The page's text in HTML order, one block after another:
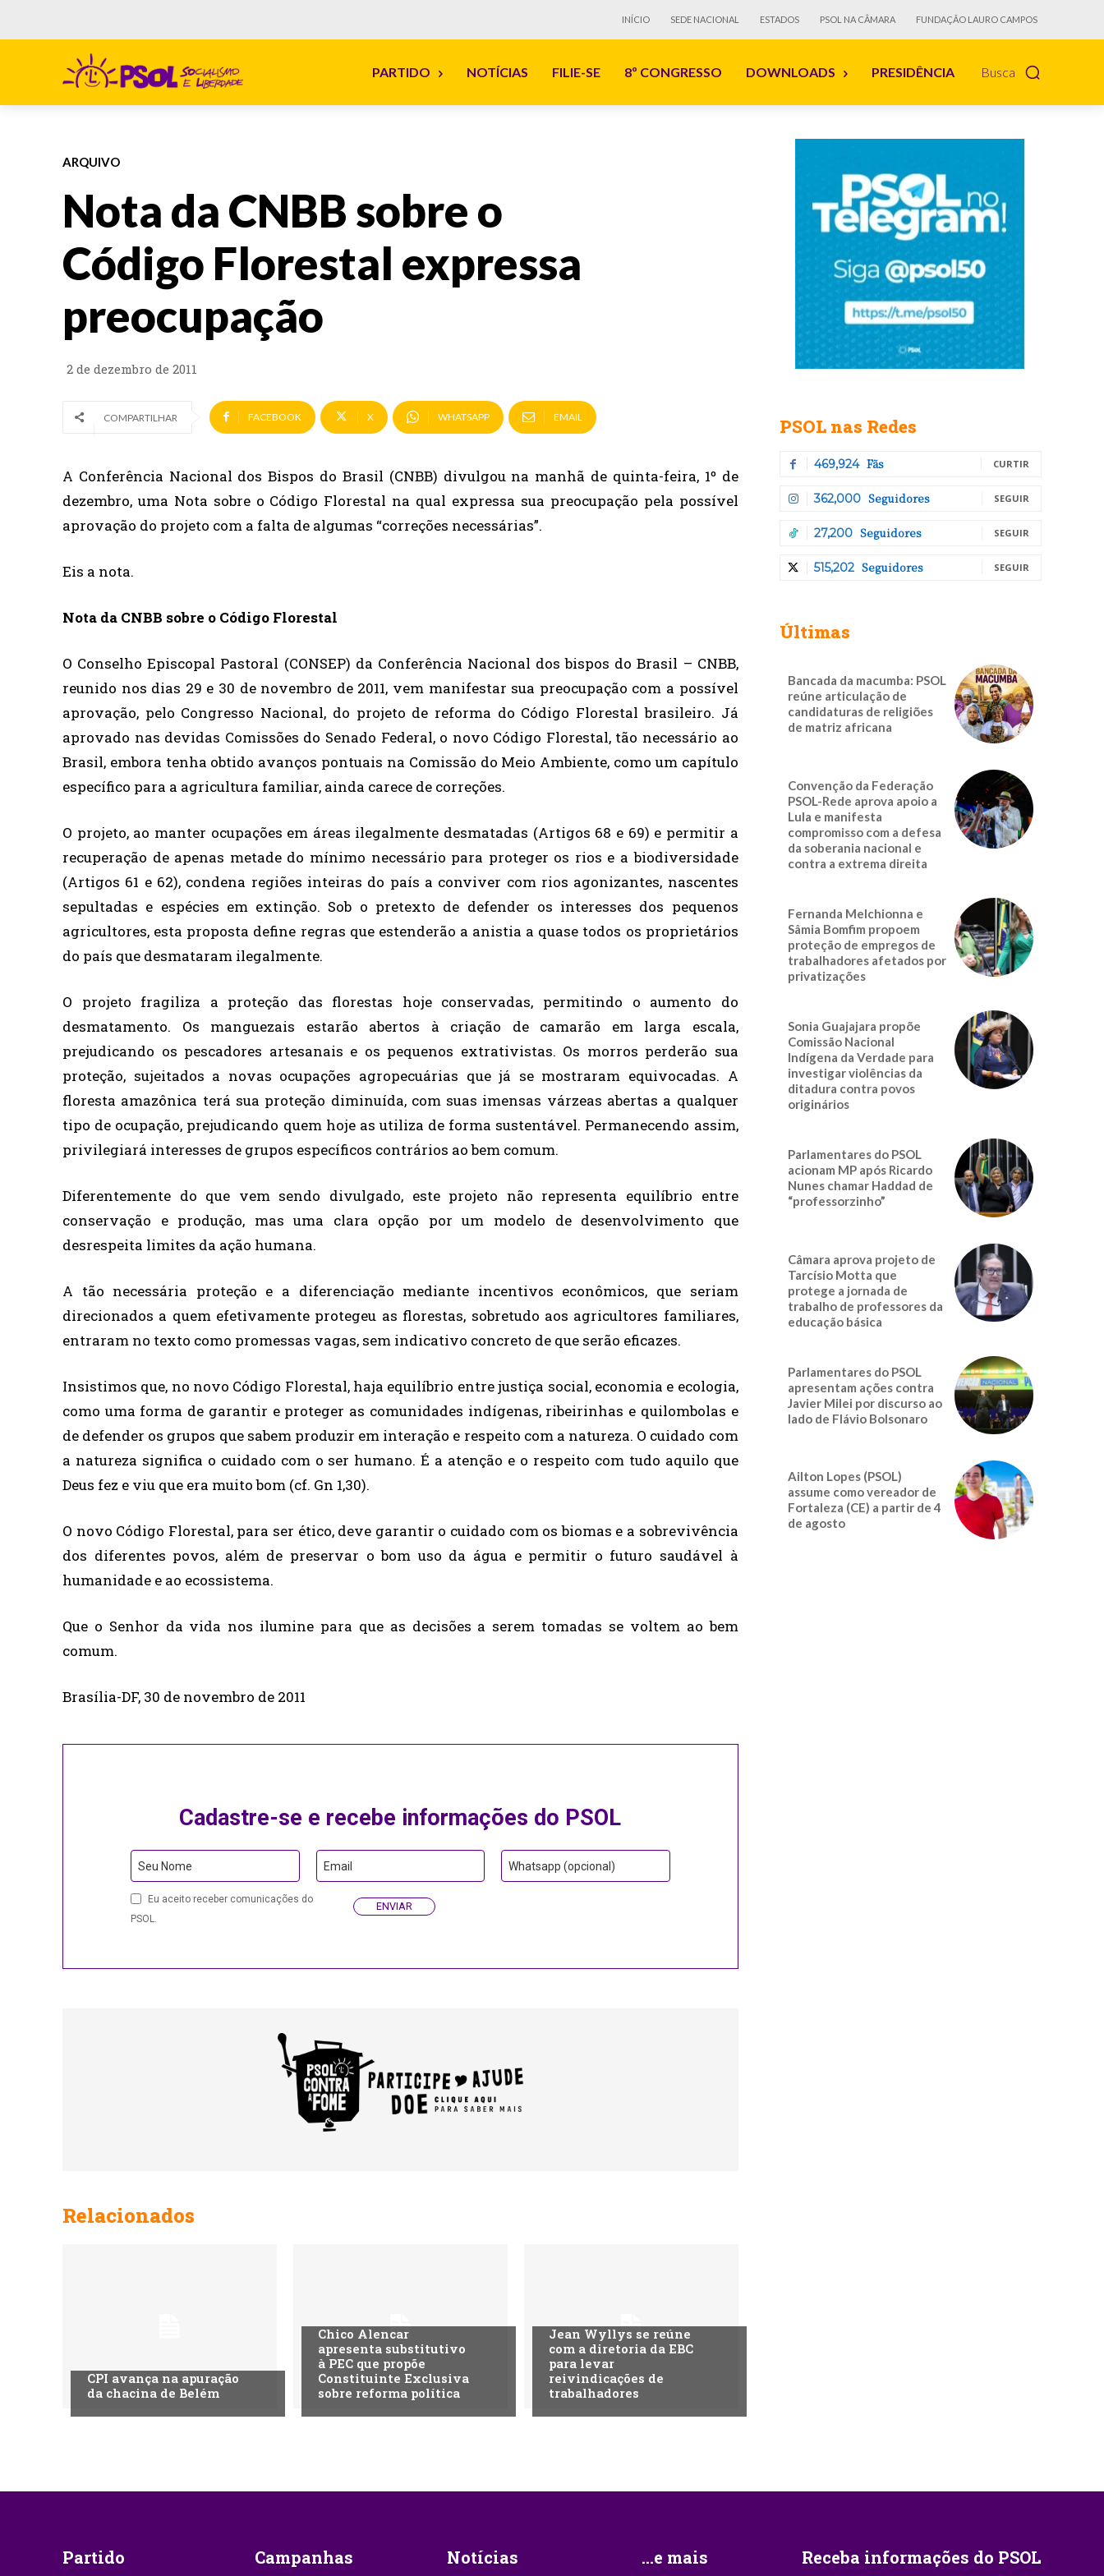
INÍCIO SEDE NACIONAL ESTADOS PSOL NA CÂMARA FUNDAÇÃO LAURO CAMPOS
Busca
PARTIDO NOTÍCIAS FILIE-SE 8º CONGRESSO DOWNLOADS PRESIDÊNCIA
ARQUIVO
Nota da CNBB sobre o
Código Florestal expressa
preocupação
2 de dezembro de 2011
COMPARTILHAR FACEBOOK X WHATSAPP EMAIL
A Conferência Nacional dos Bispos do Brasil (CNBB) divulgou na manhã de quinta-feira, 1º de
dezembro, uma Nota sobre o Código Florestal na qual expressa sua preocupação pela possível
aprovação do projeto com a falta de algumas “correções necessárias”.
Eis a nota.
Nota da CNBB sobre o Código Florestal
O Conselho Episcopal Pastoral (CONSEP) da Conferência Nacional dos bispos do Brasil – CNBB,
reunido nos dias 29 e 30 de novembro de 2011, vem manifestar sua preocupação com a possível
aprovação, pelo Congresso Nacional, do projeto de reforma do Código Florestal brasileiro. Já
aprovado nas devidas Comissões do Senado Federal, o novo Código Florestal, tão necessário ao
Brasil, embora tenha obtido avanços pontuais na Comissão do Meio Ambiente, como um capítulo
específico para a agricultura familiar, ainda carece de correções.
O projeto, ao manter ocupações em áreas ilegalmente desmatadas (Artigos 68 e 69) e permitir a
recuperação de apenas metade do mínimo necessário para proteger os rios e a biodiversidade
(Artigos 61 e 62), condena regiões inteiras do país a conviver com rios agonizantes, nascentes
sepultadas e espécies em extinção. Sob o pretexto de defender os interesses dos pequenos
agricultores, esta proposta define regras que estenderão a anistia a quase todos os proprietários
do país que desmataram ilegalmente.
O projeto fragiliza a proteção das florestas hoje conservadas, permitindo o aumento do
desmatamento. Os manguezais estarão abertos à criação de camarão em larga escala,
prejudicando os pescadores artesanais e os pequenos extrativistas. Os morros perderão sua
proteção, sujeitados a novas ocupações agropecuárias que já se mostraram equivocadas. A
floresta amazônica terá sua proteção diminuída, com suas imensas várzeas abertas a qualquer
tipo de ocupação, prejudicando quem hoje as utiliza de forma sustentável. Permanecendo assim,
privilegiará interesses de grupos específicos contrários ao bem comum.
Diferentemente do que vem sendo divulgado, este projeto não representa equilíbrio entre
conservação e produção, mas uma clara opção por um modelo de desenvolvimento que
desrespeita limites da ação humana.
A tão necessária proteção e a diferenciação mediante incentivos econômicos, que seriam
direcionados a quem efetivamente protegeu as florestas, sobretudo aos agricultores familiares,
entraram no texto como promessas vagas, sem indicativo concreto de que serão eficazes.
Insistimos que, no novo Código Florestal, haja equilíbrio entre justiça social, economia e ecologia,
como uma forma de garantir e proteger as comunidades indígenas, ribeirinhas e quilombolas e
de defender os grupos que sabem produzir em interação e respeito com a natureza. O cuidado com
a natureza significa o cuidado com o ser humano. É a atenção e o respeito com tudo aquilo que
Deus fez e viu que era muito bom (cf. Gn 1,30).
O novo Código Florestal, para ser ético, deve garantir o cuidado com os biomas e a sobrevivência
dos diferentes povos, além de preservar o bom uso da água e permitir o futuro saudável à
humanidade e ao ecossistema.
Que o Senhor da vida nos ilumine para que as decisões a serem tomadas se voltem ao bem
comum.
Brasília-DF, 30 de novembro de 2011
Cadastre-se e recebe informações do PSOL
Seu Nome Email Whatsapp (opcional)
Eu aceito receber comunicações do
PSOL.
ENVIAR
Relacionados
CPI avança na apuração
da chacina de Belém
Chico Alencar
apresenta substitutivo
à PEC que propõe
Constituinte Exclusiva
sobre reforma política
Jean Wyllys se reúne
com a diretoria da EBC
para levar
reivindicações de
trabalhadores
PSOL nas Redes
469,924 Fãs CURTIR
362,000 Seguidores SEGUIR
27,200 Seguidores SEGUIR
515,202 Seguidores SEGUIR
Últimas
Bancada da macumba: PSOL
reúne articulação de
candidaturas de religiões
de matriz africana
Convenção da Federação
PSOL-Rede aprova apoio a
Lula e manifesta
compromisso com a defesa
da soberania nacional e
contra a extrema direita
Fernanda Melchionna e
Sâmia Bomfim propoem
proteção de empregos de
trabalhadores afetados por
privatizações
Sonia Guajajara propõe
Comissão Nacional
Indígena da Verdade para
investigar violências da
ditadura contra povos
originários
Parlamentares do PSOL
acionam MP após Ricardo
Nunes chamar Haddad de
“professorzinho”
Câmara aprova projeto de
Tarcísio Motta que
protege a jornada de
trabalho de professores da
educação básica
Parlamentares do PSOL
apresentam ações contra
Javier Milei por discurso ao
lado de Flávio Bolsonaro
Ailton Lopes (PSOL)
assume como vereador de
Fortaleza (CE) a partir de 4
de agosto
Partido Campanhas Notícias ...e mais Receba informações do PSOL